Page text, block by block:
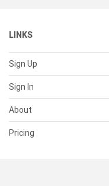
LINKS
Sign Up
Sign In
About
Pricing